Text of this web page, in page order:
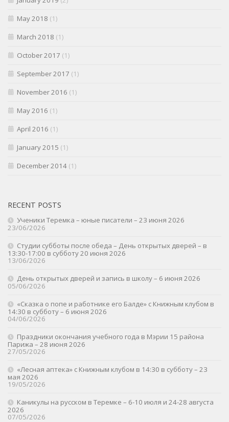
May 2018 (1)
March 2018 (1)
October 2017 (1)
September 2017 (1)
November 2016 (1)
May 2016 (1)
April 2016 (1)
January 2015 (1)
December 2014 (1)
RECENT POSTS
Ученики Теремка – юные писатели – 23 июня 2026
23/06/2026
Студии субботы после обеда – День открытых дверей – в
13:30-17:00 в субботу 20 июня 2026
13/06/2026
День открытых дверей и запись в школу – 6 июня 2026
05/06/2026
«Сказка о попе и работнике его Балде» с Книжным клубом в
14:30 в субботу – 6 июня 2026
04/06/2026
Праздники окончания учебного года в Мэрии 15 района
Парижа – 28 июня 2026
27/05/2026
«Лесная аптека» с Книжным клубом в 14:30 в субботу – 23
мая 2026
19/05/2026
Каникулы на русском в Теремке – 6-10 июля и 24-28 августа
2026
07/05/2026